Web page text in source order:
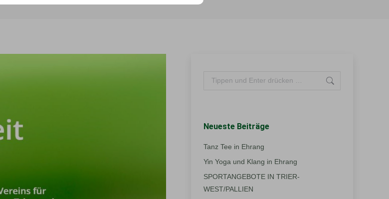
Search:
Neueste Beiträge
Tanz Tee in Ehrang
Yin Yoga und Klang in Ehrang
SPORTANGEBOTE IN TRIER-
WEST/PALLIEN